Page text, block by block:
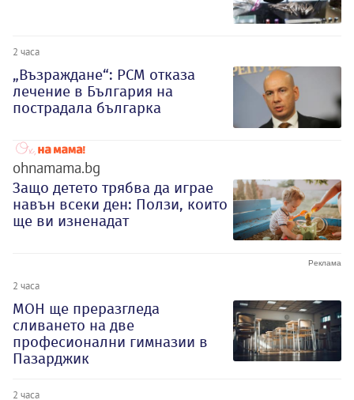
2 часа
„Възраждане“: РСМ отказа
лечение в България на
пострадала българка
ohnamama.bg
Защо детето трябва да играе
навън всеки ден: Ползи, които
ще ви изненадат
2 часа
МОН ще преразгледа
сливането на две
професионални гимназии в
Пазарджик
2 часа